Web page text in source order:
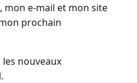
e-mail et mon site
prochain
nouveaux